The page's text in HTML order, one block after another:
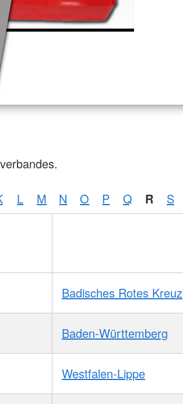
L M N O P Q R S
Badisches Rotes Kreuz
Baden-Württemberg
Westfalen-Lippe